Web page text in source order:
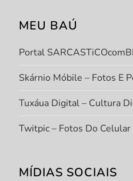
MEU BAÚ
Portal
Skárnio Móbile – Fotos E
Tuxáua Digital – Cultura
Twitpic – Fotos Do Celular
MÍDIAS SOCIAIS